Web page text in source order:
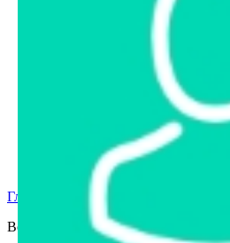
Интернет-магазин
Интернет-витрина
Арестованное имущество
Реестр несостоявшихся торгов
Реестр переоценок
Государственное имущество
Главная страница
Все для сада и огорода